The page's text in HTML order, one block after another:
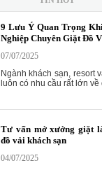
9 Lưu Ý Quan Trọng
Nghiệp Chuyên Giặt Đồ
07/07/2025
Ngành khách sạn, resort
luôn có nhu cầu rất lớn về
Tư vấn mở xưởng giặt
đồ vải khách sạn
04/07/2025